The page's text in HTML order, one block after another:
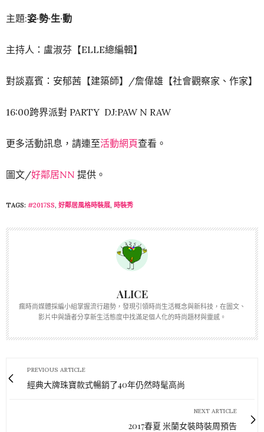
主題:姿·勢·生·動
主持人：盧淑芬【ELLE總編輯】
對談嘉賓：安郁茜【建築師】/詹偉雄【社會觀察家、作家】
16:00跨界派對 PARTY DJ:PAW N RAW
更多活動訊息，請連至活動網頁查看。
圖文/好鄰居NN 提供。
TAGS: #2017SS, 好鄰居風格時裝展, 時裝秀
ALICE
瘋時尚媒體採編小組掌握流行趨勢，發現引領時尚生活概念與新科技，在圖文、
影片中與讀者分享新生活態度中找滿足個人化的時尚題材與靈感。
PREVIOUS ARTICLE
經典大牌珠寶款式暢銷了40年仍然時髦高尚
NEXT ARTICLE
2017春夏 米蘭女裝時裝周預告